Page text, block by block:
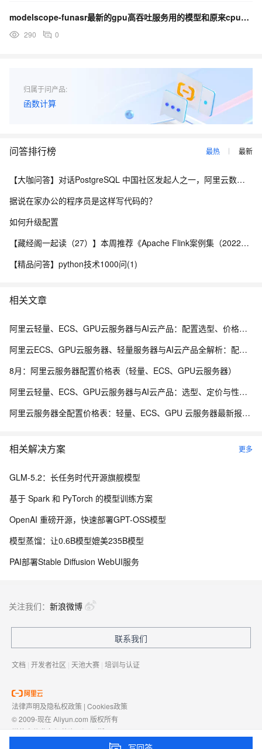
modelscope-funasr最新的gpu高吞吐服务用的模型和原来cpu的是一样的么？
290 0
归属于问产品:
函数计算
问答排行榜 最热 最新
【大咖问答】对话PostgreSQL 中国社区发起人之一，阿里云数据库高级专家 德哥
据说在家办公的程序员是这样写代码的？
如何升级配置
【藏经阁一起读（27）】本周推荐《Apache Flink案例集（2022版）》，你有哪些心得？
【精品问答】python技术1000问(1)
相关文章
阿里云轻量、ECS、GPU云服务器与AI云产品：配置选型、价格策略与性能实测
阿里云ECS、GPU云服务器、轻量服务器与AI云产品全解析：配置、价格与性能深度测评
8月：阿里云服务器配置价格表（轻量、ECS、GPU云服务器）
阿里云轻量、ECS、GPU云服务器与AI云产品：选型、定价与性能实测完整手册
阿里云服务器全配置价格表：轻量、ECS、GPU 云服务器最新报价与选型指南
相关解决方案 更多
GLM-5.2：长任务时代开源旗舰模型
基于 Spark 和 PyTorch 的模型训练方案
OpenAI 重磅开源，快速部署GPT-OSS模型
模型蒸馏：让0.6B模型媲美235B模型
PAI部署Stable Diffusion WebUI服务
关注我们： 新浪微博
联系我们
文档 | 开发者社区 | 天池大赛 | 培训与认证
法律声明及隐私权政策 | Cookies政策
© 2009-现在 Aliyun.com 版权所有
增值电信业务经营许可证： 浙B2-20080101
浙D3-20210002